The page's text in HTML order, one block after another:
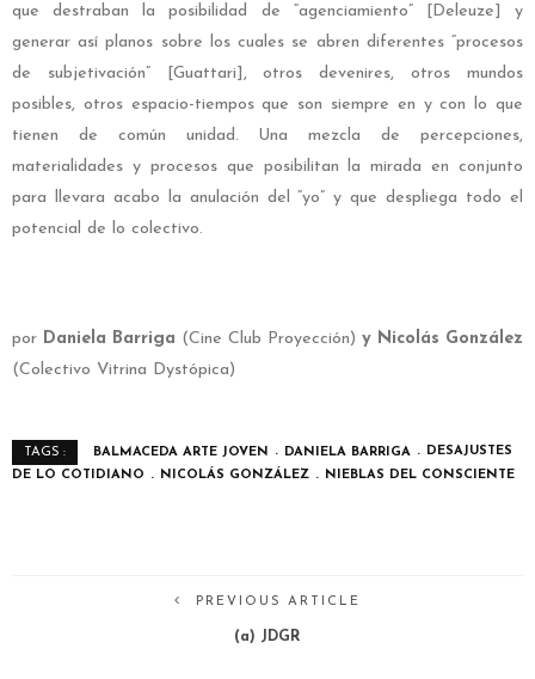
que destraban la posibilidad de “agenciamiento” [Deleuze] y
generar así planos sobre los cuales se abren diferentes “procesos
de subjetivación” [Guattari], otros devenires, otros mundos
posibles, otros espacio-tiempos que son siempre en y con lo que
tienen de común unidad. Una mezcla de percepciones,
materialidades y procesos que posibilitan la mirada en conjunto
para llevara acabo la anulación del “yo” y que despliega todo el
potencial de lo colectivo.
por Daniela Barriga (Cine Club Proyección) y Nicolás González
(Colectivo Vitrina Dystópica)
TAGS : BALMACEDA ARTE JOVEN DANIELA BARRIGA
DESAJUSTES
DE LO COTIDIANO
NICOLÁS GONZÁLEZ NIEBLAS DEL CONSCIENTE
PREVIOUS ARTICLE
(a) JDGR